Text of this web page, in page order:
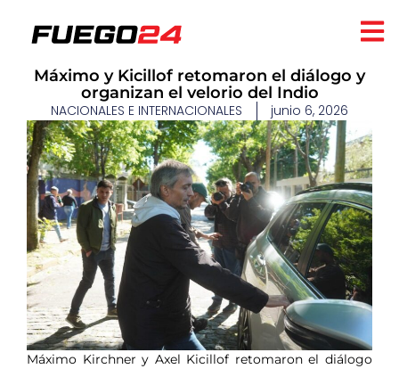
Máximo y Kicillof retomaron el diálogo y
organizan el velorio del Indio
NACIONALES E INTERNACIONALES junio 6, 2026
Máximo Kirchner y Axel Kicillof retomaron el diálogo